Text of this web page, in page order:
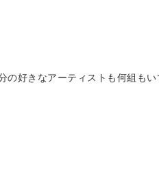
好きなアーティストも何組も